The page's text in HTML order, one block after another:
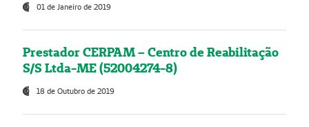
01 de Janeiro de 2019
Prestador CERPAM – Centro de Reabilitação
S/S Ltda-ME (52004274-8)
18 de Outubro de 2019